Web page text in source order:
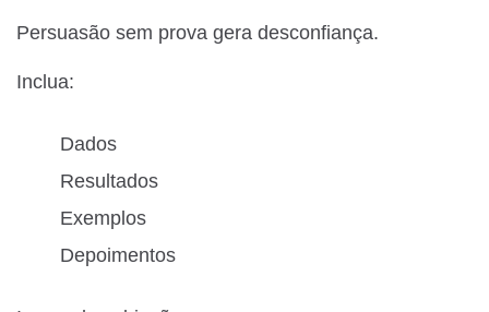
Persuasão sem prova gera desconfiança.
Inclua:
Dados
Resultados
Exemplos
Depoimentos